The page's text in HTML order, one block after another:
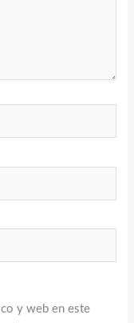
y web en este